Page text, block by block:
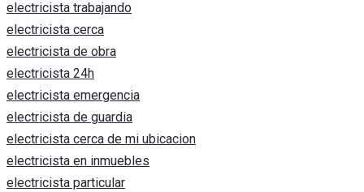
electricista trabajando
electricista cerca
electricista de obra
electricista 24h
electricista emergencia
electricista de guardia
electricista cerca de mi ubicacion
electricista en inmuebles
electricista particular